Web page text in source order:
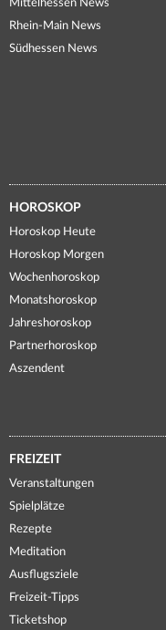
Mittelhessen News
Rhein-Main News
Südhessen News
HOROSKOP
Horoskop Heute
Horoskop Morgen
Wochenhoroskop
Monatshoroskop
Jahreshoroskop
Partnerhoroskop
Aszendent
FREIZEIT
Veranstaltungen
Spielplätze
Rezepte
Meditation
Ausflugsziele
Freizeit-Tipps
Ticketshop